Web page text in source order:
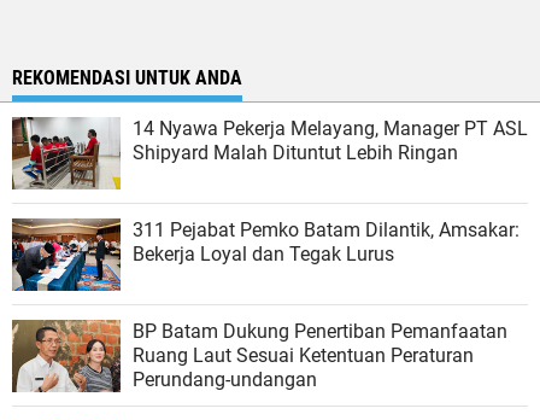
REKOMENDASI UNTUK ANDA
14 Nyawa Pekerja Melayang, Manager PT ASL
Shipyard Malah Dituntut Lebih Ringan
311 Pejabat Pemko Batam Dilantik, Amsakar:
Bekerja Loyal dan Tegak Lurus
BP Batam Dukung Penertiban Pemanfaatan
Ruang Laut Sesuai Ketentuan Peraturan
Perundang-undangan